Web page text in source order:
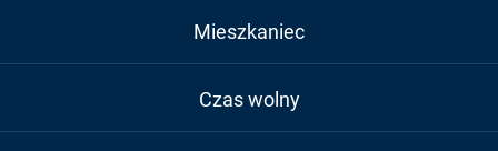
Mieszkaniec
Czas wolny